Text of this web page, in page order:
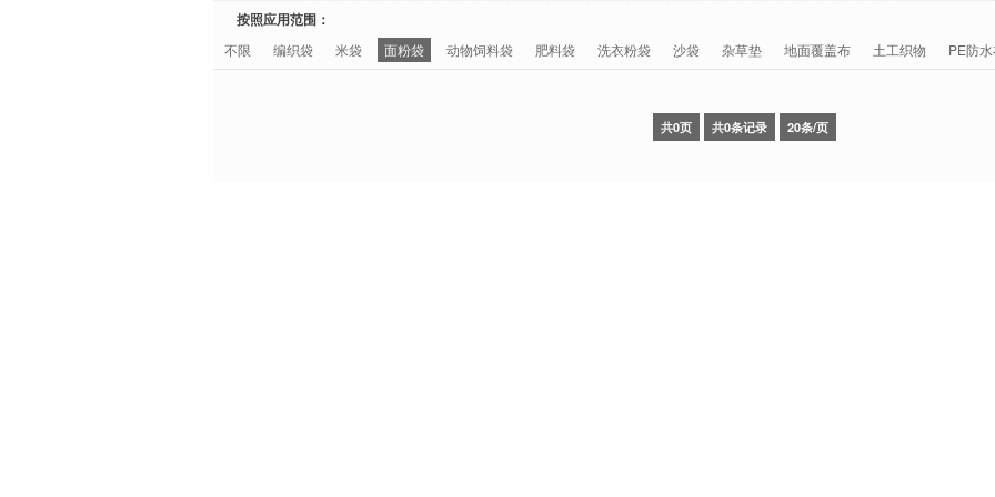
按照应用范围：
不限 编织袋 米袋 面粉袋 动物饲料袋 肥料袋 洗衣粉袋 沙袋 杂草垫 地面覆盖布 土工织物 PE防
共0页 共0条记录 20条/页